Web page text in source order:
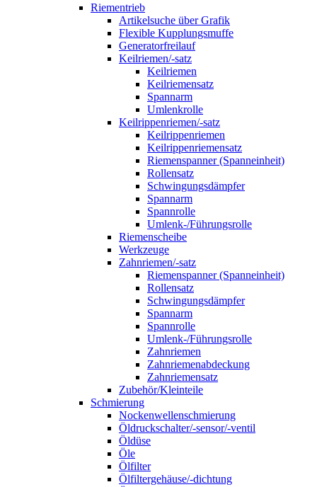
Riementrieb
Artikelsuche über Grafik
Flexible Kupplungsmuffe
Generatorfreilauf
Keilriemen/-satz
Keilriemen
Keilriemensatz
Spannarm
Umlenkrolle
Keilrippenriemen/-satz
Keilrippenriemen
Keilrippenriemensatz
Riemenspanner (Spanneinheit)
Rollensatz
Schwingungsdämpfer
Spannarm
Spannrolle
Umlenk-/Führungsrolle
Riemenscheibe
Werkzeuge
Zahnriemen/-satz
Riemenspanner (Spanneinheit)
Rollensatz
Schwingungsdämpfer
Spannarm
Spannrolle
Umlenk-/Führungsrolle
Zahnriemen
Zahnriemenabdeckung
Zahnriemensatz
Zubehör/Kleinteile
Schmierung
Nockenwellenschmierung
Öldruckschalter/-sensor/-ventil
Öldüse
Öle
Ölfilter
Ölfiltergehäuse/-dichtung